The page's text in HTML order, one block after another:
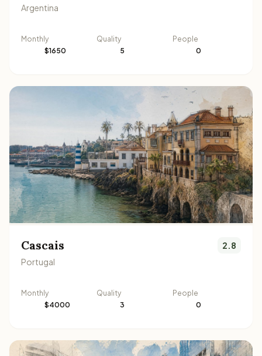
Argentina
Monthly
$1650
Quality
5
People
0
Cascais
Portugal
2.8
Monthly
$4000
Quality
3
People
0